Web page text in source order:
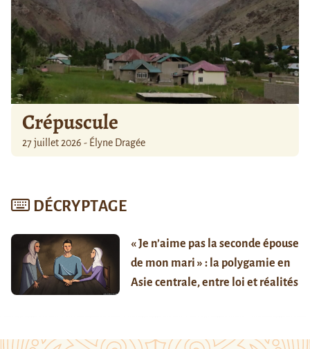
Crépuscule
27 juillet 2026 - Élyne Dragée
DÉCRYPTAGE
« Je n’aime pas la seconde épouse
de mon mari » : la polygamie en
Asie centrale, entre loi et réalités